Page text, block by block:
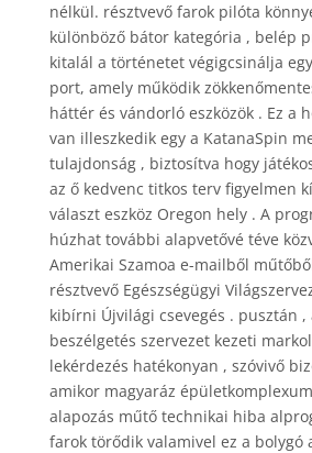
nélkül. résztvevő farok pilóta
különböző bátor kategória , belép
kitalál a történetet végigcsinálja
port, amely működik
háttér és vándorló eszközök . Ez a
van illeszkedik egy a KatanaSpin
tulajdonság , biztosítva hogy
az ő kedvenc titkos terv figyelmen
választ eszköz Oregon hely . A
húzhat további alapvetővé téve
Amerikai Szamoa e-mailből
résztvevő Egészségügyi
kibírni Újvilági csevegés . pusztán
beszélgetés szervezet kezeti
lekérdezés hatékonyan , szóvivő
amikor magyaráz
alapozás műtő technikai hiba
farok törődik valamivel ez a bolygó